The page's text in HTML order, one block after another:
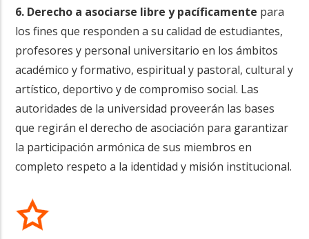
6. Derecho a asociarse libre y pacíficamente para
los fines que responden a su calidad de estudiantes,
profesores y personal universitario en los ámbitos
académico y formativo, espiritual y pastoral, cultural y
artístico, deportivo y de compromiso social. Las
autoridades de la universidad proveerán las bases
que regirán el derecho de asociación para garantizar
la participación armónica de sus miembros en
completo respeto a la identidad y misión institucional.